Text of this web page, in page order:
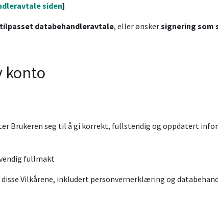
siden]
tilpasset databehandleravtale, eller ønskersignering som
konto
Brukeren seg til å gi korrekt, fullstendig og oppdatert
fullmakt
Vilkårene, inkludert personvernerklæring og